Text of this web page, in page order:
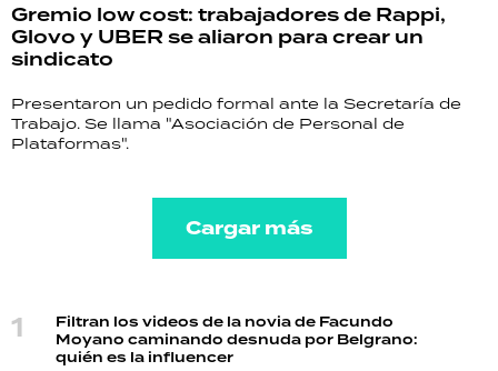
Gremio low cost: trabajadores de Rappi,
Glovo y UBER se aliaron para crear un
sindicato
Presentaron un pedido formal ante la Secretaría de
Trabajo. Se llama "Asociación de Personal de
Plataformas".
Cargar más
Filtran los videos de la novia de Facundo
Moyano caminando desnuda por Belgrano:
quién es la influencer